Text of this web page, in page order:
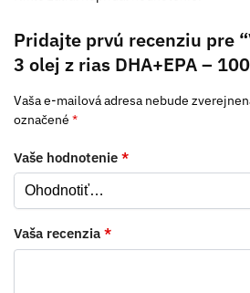
Pridajte prvú recenziu pre
3 olej z rias DHA+EPA –
Vaša e-mailová adresa nebude
označené *
Vaše hodnotenie *
Vaša recenzia *